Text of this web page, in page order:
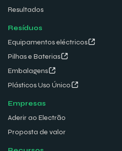
Resultados
Resíduos
Equipamentos eléctricos
Pilhas e Baterias
Embalagens
Plásticos Uso Único
Empresas
Aderir ao Electrão
Proposta de valor